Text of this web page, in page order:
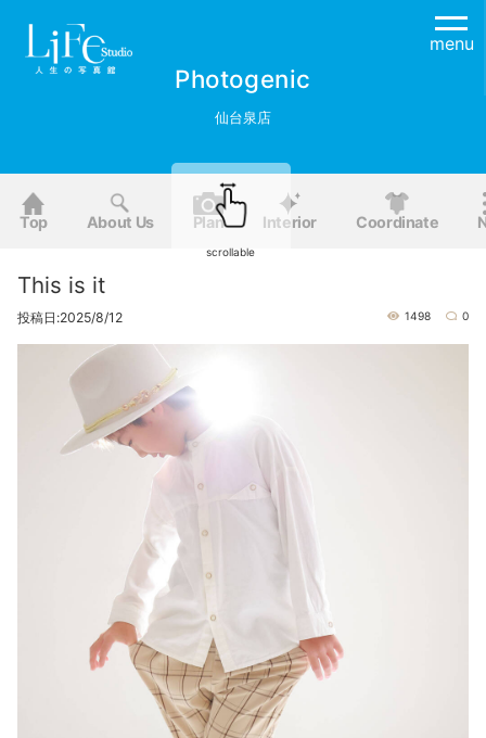
menu
Photogenic
仙台泉店
Top About Us Plan Interior Coordinate
This is it
投稿日:2025/8/12 1498 0